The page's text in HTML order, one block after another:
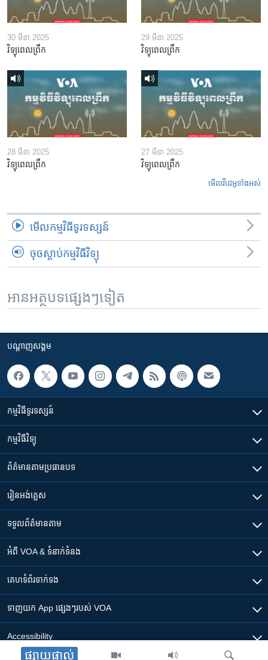
ផ្សាយផ្ទាល់
30 មីនា 2025
វិទ្យុពេលព្រឹក
29 មីនា 2025
វិទ្យុពេលព្រឹក
28 មីនា 2025
វិទ្យុពេលព្រឹក
27 មីនា 2025
វិទ្យុពេលព្រឹក
មើល​វីដេអូ​ទាំង​អស់
មើល​កម្មវិធី​ទូរទស្សន៍
ចុចស្តាប់កម្មវិធីវិទ្យុ
អានអត្ថបទផ្សេងៗទៀត
បណ្តាញ​សង្គម
កម្មវិធី​ទូរទស្សន៍
កម្មវិធី​វិទ្យុ
ព័ត៌មាន​តាមប្រធានបទ​
រៀន​​អង់គ្លេស
ទទួល​ព័ត៌មាន​តាម
អំពី​ VOA & ទំនាក់ទំនង
គេហទំព័រ​​ទាក់ទង
ទាញយក​ App ផ្សេងៗ​របស់​ VOA
Accessibility